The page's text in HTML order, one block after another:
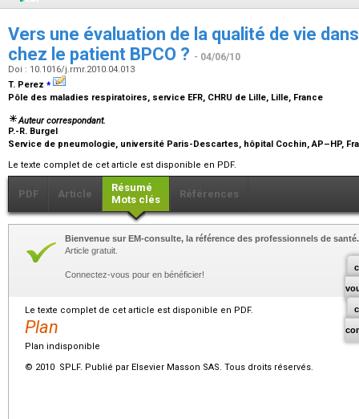
Vers une évaluation de la qualité de vie
chez le patient BPCO ? - 04/06/10
Doi : 10.1016/j.rmr.2010.04.013
T. Perez ⁎
Pôle des maladies respiratoires, service EFR, CHRU de Lille, Lille, France
Auteur correspondant.
P.-R. Burgel
Service de pneumologie, université Paris-Descartes, hôpital Cochin, AP–HP,
Le texte complet de cet article est disponible en PDF.
PDF Article
Résumé
Mots clés
Références
Bienvenue sur EM-consulte, la référence des professionnels de santé.
Article gratuit.
Connectez-vous pour en bénéficier!
Le texte complet de cet article est disponible en PDF.
Plan
Plan indisponible
© 2010 SPLF. Publié par Elsevier Masson SAS. Tous droits réservés.